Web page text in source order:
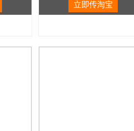
立即传淘宝